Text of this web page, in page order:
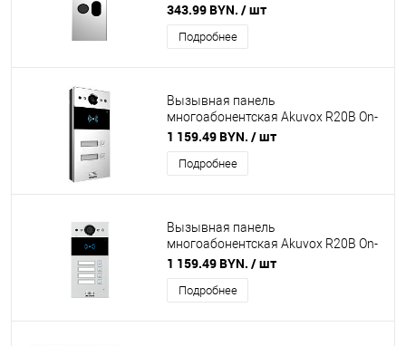
343.99 BYN. / шт
Подробнее
Вызывная панель
многоабонентская Akuvox R20B On-
Wall на 2 абонента
1 159.49 BYN. / шт
Подробнее
Вызывная панель
многоабонентская Akuvox R20B On-
Wall на 4 абонента
1 159.49 BYN. / шт
Подробнее